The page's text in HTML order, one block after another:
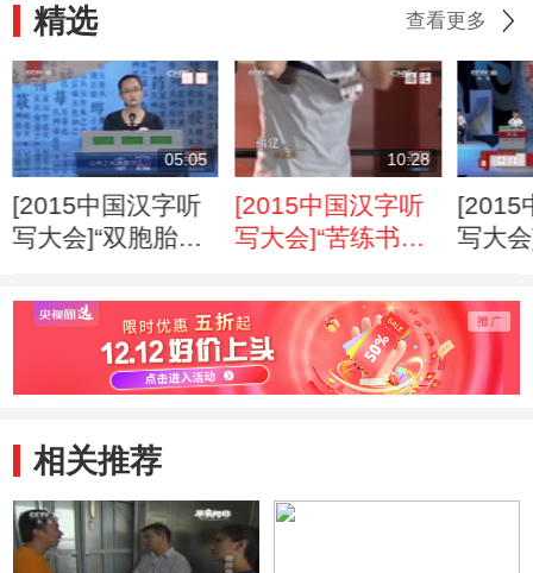
精选 查看更多
05:05
[2015中国汉字听
写大会]“双胞胎姐
错误 “分类记忆”李
哲胜出
10:28
[2015中国汉字听
写大会]“苦练书
错误 “深谙博弈之
道”李岱泽胜出
[2015
写大
“半仙
相关推荐